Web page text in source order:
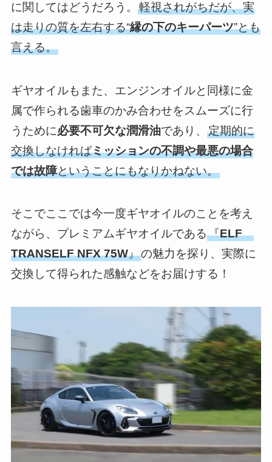
に関してはどうだろう。 軽視されがちだが、実
は走りの質を左右する“縁の下のキーパーツ”とも
言える。
ギヤオイルもまた、エンジンオイルと同様に金
属で作られる歯車のかみ合わせをスムーズに行
うために必要不可欠な潤滑油であり、 定期的に
交換しなければミッションの不調や最悪の場合
では故障ということにもなりかねない。
そこでここでは今一度ギヤオイルのことを考え
ながら、プレミアムギヤオイルである『ELF
TRANSELF NFX 75W』の魅力を探り、実際に
交換して得られた感触などをお届けする！